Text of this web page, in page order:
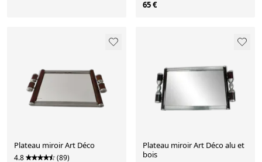
65 €
Plateau miroir Art Déco
4.8 (89)
Plateau miroir Art Déco alu et
bois